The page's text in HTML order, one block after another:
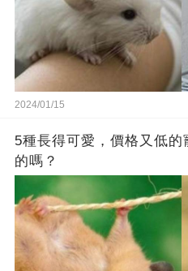
2024/01/15
5種長得可愛，價格又低
的嗎？